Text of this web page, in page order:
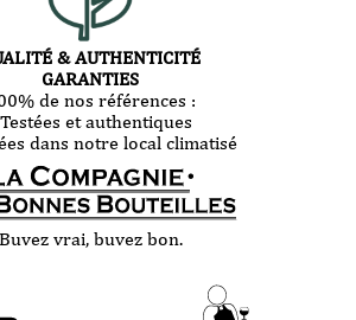
& AUTHENTICITÉ
GARANTIES
de nos références :
et authentiques
dans notre local climatisé
Buvez vrai, buvez bon.